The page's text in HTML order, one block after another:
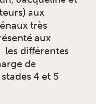
aux
très
aux
les différentes
de
4 et 5